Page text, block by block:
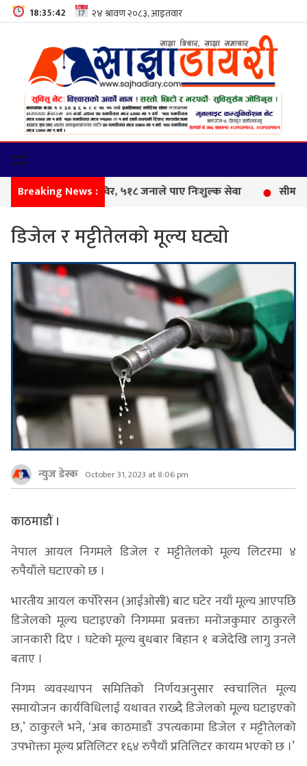
18:35:43
Breaking News :
डिजेल र मट्टीतेलको मूल्य घट्यो
न्युज डेस्क October 31, 2023 at 8:06 pm
काठमाडौं ।
नेपाल आयल निगमले डिजेल र मट्टीतेलको मूल्य लिटरमा ४
रुपैयाँले घटाएको छ ।
भारतीय आयल कर्पोरेसन (आईओसी) बाट घटेर नयाँ मूल्य आएपछि
डिजेलको मूल्य घटाइएको निगममा प्रवक्ता मनोजकुमार ठाकुरले
जानकारी दिए । घटेको मूल्य बुधबार बिहान १ बजेदेखि लागु उनले
बताए ।
निगम व्यवस्थापन समितिको निर्णयअनुसार स्वचालित मूल्य
समायोजन कार्यविधिलाई यथावत राख्दै डिजेलको मूल्य घटाइएको
छ,’ ठाकुरले भने, ‘अब काठमाडौं उपत्यकामा डिजेल र मट्टीतेलको
उपभोक्ता मूल्य प्रतिलिटर १६४ रुपैयाँ प्रतिलिटर कायम भएको छ ।’